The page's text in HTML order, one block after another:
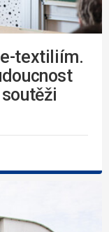
textiliím.